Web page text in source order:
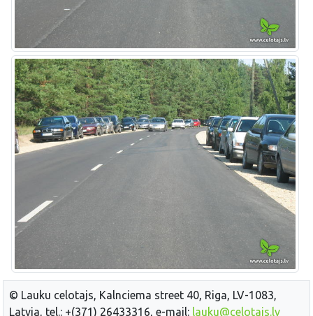
© Lauku celotajs, Kalnciema street 40, Riga, LV-1083,
Latvia, tel.: +(371) 26433316, e-mail: lauku@celotajs.lv